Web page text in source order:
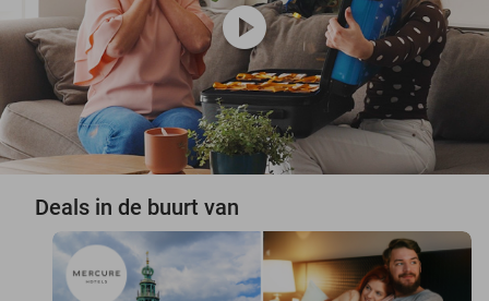
play_circle
Deals in de buurt van